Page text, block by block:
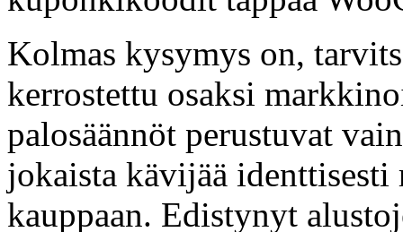
Kolmas kysymys on,
kerrostettu osaksi
palosäännöt perustuvat
jokaista kävijää identtisesti
kauppaan. Edistynyt